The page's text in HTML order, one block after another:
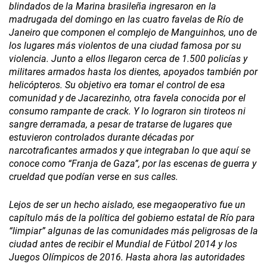
blindados de la Marina brasileña ingresaron en la
madrugada del domingo en las cuatro favelas de Río de
Janeiro que componen el complejo de Manguinhos, uno de
los lugares más violentos de una ciudad famosa por su
violencia. Junto a ellos llegaron cerca de 1.500 policías y
militares armados hasta los dientes, apoyados también por
helicópteros. Su objetivo era tomar el control de esa
comunidad y de Jacarezi­nho, otra favela conocida por el
consumo rampante de crack. Y lo lograron sin tiroteos ni
sangre derramada, a pesar de tratarse de lugares que
estuvieron controlados durante décadas por
narcotraficantes armados y que integraban lo que aquí se
conoce como “Franja de Gaza”, por las escenas de guerra y
crueldad que podían verse en sus calles.
Lejos de ser un hecho aislado, ese megaoperativo fue un
capítulo más de la política del gobierno estatal de Río para
“limpiar” algunas de las comunidades más peligrosas de la
ciudad antes de recibir el Mundial de Fútbol 2014 y los
Juegos Olímpicos de 2016. Hasta ahora las autoridades